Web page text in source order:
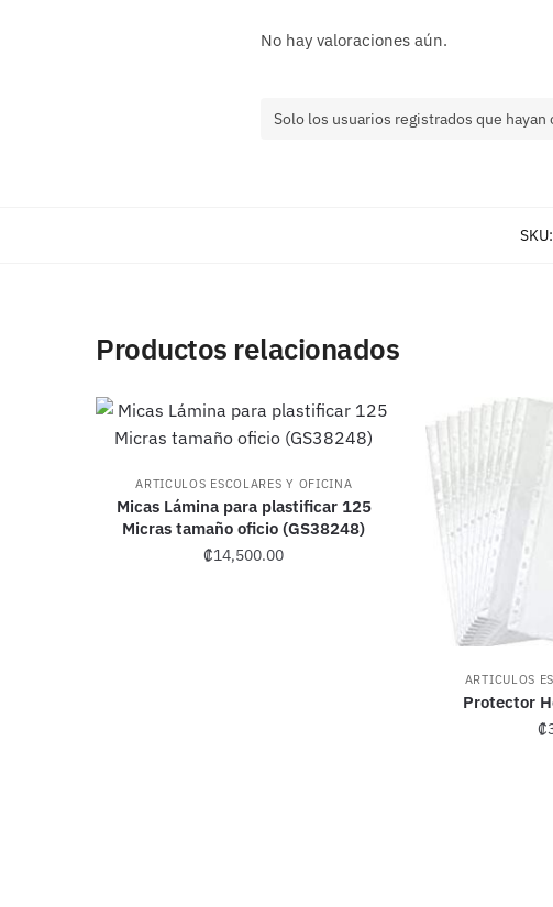
No hay valoraciones aún.
Solo los usuarios registrados que
SKU:
Productos relacionados
ARTICULOS ESCOLARES Y OFICINA
Micas Lámina para plastificar 125
Micras tamaño oficio (GS38248)
₡14,500.00
ARTICULOS
Protector
₡